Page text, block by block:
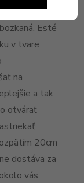
že sa má
Esté
v tvare
na
a tak
otvárať
20cm
dostáva za
vás.